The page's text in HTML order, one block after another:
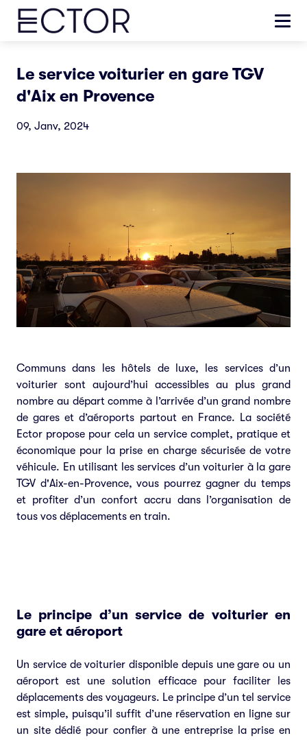
Le service voiturier en gare TGV
d'Aix en Provence
09, Janv, 2024
Communs dans les hôtels de luxe, les services d’un
voiturier sont aujourd’hui accessibles au plus grand
nombre au départ comme à l’arrivée d’un grand nombre
de gares et d’aéroports partout en France. La société
Ector propose pour cela un service complet, pratique et
économique pour la prise en charge sécurisée de votre
véhicule. En utilisant les services d’un voiturier à la gare
TGV d'Aix-en-Provence, vous pourrez gagner du temps
et profiter d’un confort accru dans l’organisation de
tous vos déplacements en train.
Le principe d’un service de voiturier en
gare et aéroport
Un service de voiturier disponible depuis une gare ou un
aéroport est une solution efficace pour faciliter les
déplacements des voyageurs. Le principe d’un tel service
est simple, puisqu’il suffit d’une réservation en ligne sur
un site dédié pour confier à une entreprise la prise en